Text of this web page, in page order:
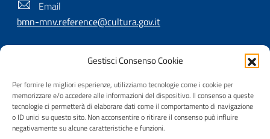
Gestisci Consenso Cookie
Per fornire le migliori esperienze, utilizziamo tecnologie come i cookie per
memorizzare e/o accedere alle informazioni del dispositivo. Il consenso a queste
tecnologie ci permetterà di elaborare dati come il comportamento di navigazione
o ID unici su questo sito. Non acconsentire o ritirare il consenso può influire
negativamente su alcune caratteristiche e funzioni.
Email
bmn-mnv.reference@cultura.gov.it
Useful Links Section
Privacy | Cookie policy | Contatti |